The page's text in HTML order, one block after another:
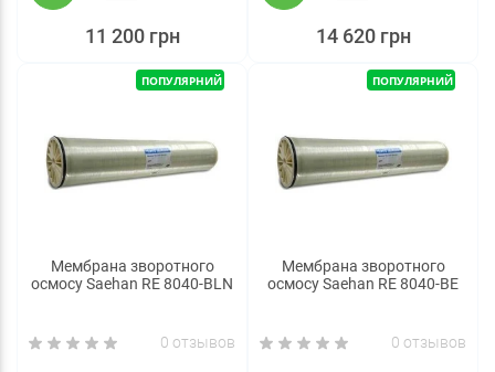
11 200 грн 14 620 грн
ПОПУЛЯРНИЙ
Мембрана зворотного
осмосу Saehan RE 8040-BLN
0 отзывов
ПОПУЛЯРНИЙ
Мембрана зворотного
осмосу Saehan RE 8040-BE
0 отзывов